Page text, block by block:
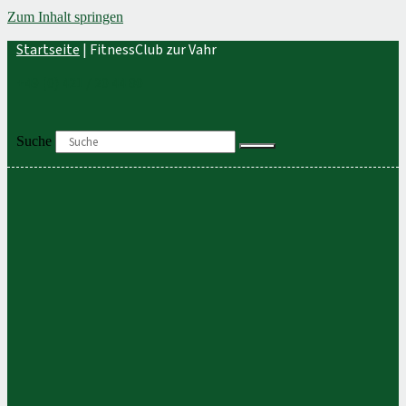
Zum Inhalt springen
Startseite | FitnessClub zur Vahr
Suche